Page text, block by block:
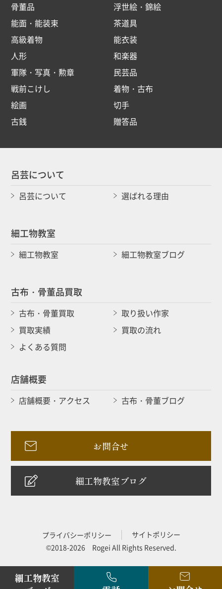
細工物教室
骨董品
浮世絵・錦絵
能面・能装束
茶道具
高級着物
能衣装
人形
和楽器
軍隊・写真・勲章
民芸品
戦前こけし
着物・古布
絵画
切手
古銭
贈答品
呂芸について
呂芸について 選ばれる理由
細工物教室
細工物教室 細工物教室ブログ
古布・骨董品買取
古布・骨董買取
取り扱い作家
買取実績
買取の流れ
よくある質問
店舗概要
店舗概要・アクセス 古布・骨董ブログ
お問合せ
細工物教室ブログ
プライバシーポリシー
サイトポリシー
©2018-2026 Rogei All Rights Reserved.